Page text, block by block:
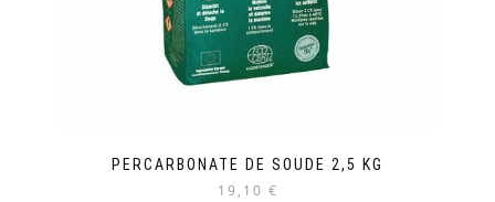
PERCARBONATE DE SOUDE 2,5 KG
19,10 €